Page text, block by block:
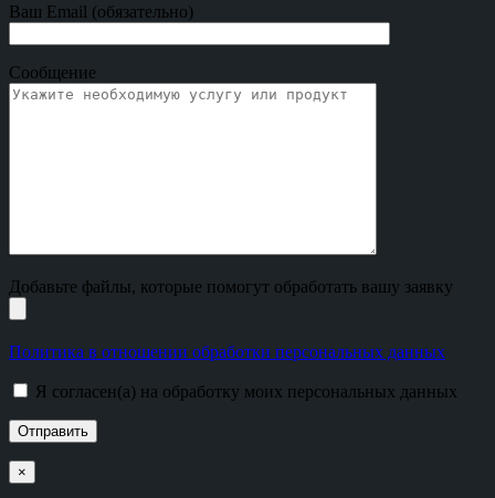
Ваш Email (обязательно)
Сообщение
Добавьте файлы, которые помогут обработать вашу заявку
Политика в отношении обработки персональных данных
Я согласен(а) на обработку моих персональных данных
×